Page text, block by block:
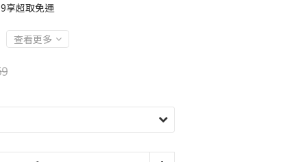
享超取免運
查看更多